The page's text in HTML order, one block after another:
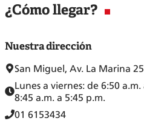
¿Cómo llegar?
Nuestra dirección
San Miguel, Av. La Marina
Lunes a viernes: de 6:50
8:45 a.m. a 5:45 p.m.
01 6153434